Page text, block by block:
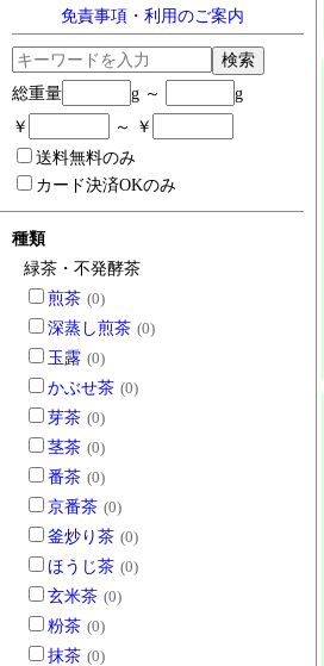
免責事項・利用のご案内
検索
総重量 g ～
g
￥
～ ￥
送料無料のみ
カード決済OKのみ
種類
緑茶・不発酵茶
煎茶 (0)
深蒸し煎茶 (0)
玉露 (0)
かぶせ茶 (0)
芽茶 (0)
茎茶 (0)
番茶 (0)
京番茶 (0)
釜炒り茶 (0)
ほうじ茶 (0)
玄米茶 (0)
粉茶 (0)
抹茶 (0)